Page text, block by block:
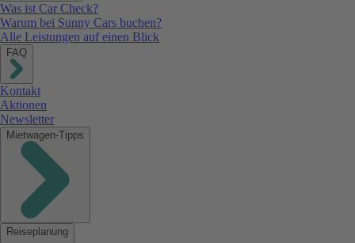
Was ist Car Check?
Warum bei Sunny Cars buchen?
Alle Leistungen auf einen Blick
FAQ
Kontakt
Aktionen
Newsletter
Mietwagen-Tipps
Reiseplanung